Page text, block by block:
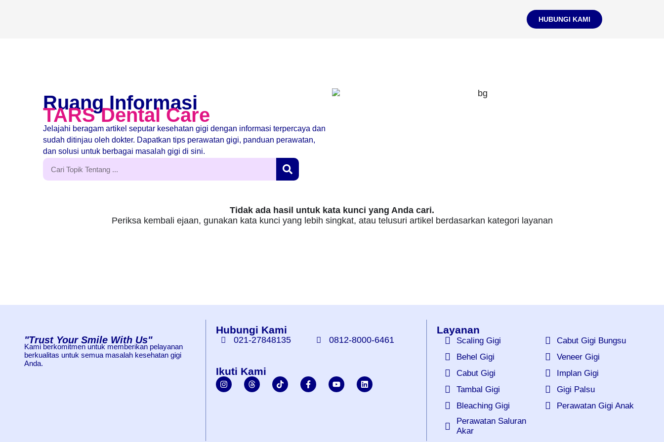
HUBUNGI KAMI
Ruang Informasi
TARS Dental Care
Jelajahi beragam artikel seputar kesehatan gigi dengan informasi terpercaya dan
sudah ditinjau oleh dokter. Dapatkan tips perawatan gigi, panduan perawatan,
dan solusi untuk berbagai masalah gigi di sini.
Tidak ada hasil untuk kata kunci yang Anda cari.
Periksa kembali ejaan, gunakan kata kunci yang lebih singkat, atau telusuri artikel berdasarkan kategori layanan
"Trust Your Smile With Us"
Kami berkomitmen untuk memberikan pelayanan
berkualitas untuk semua masalah kesehatan gigi
Anda.
Hubungi Kami
021-27848135 0812-8000-6461
Ikuti Kami
Layanan
Scaling Gigi
Behel Gigi
Cabut Gigi
Tambal Gigi
Bleaching Gigi
Perawatan Saluran
Akar
Cabut Gigi Bungsu
Veneer Gigi
Implan Gigi
Gigi Palsu
Perawatan Gigi Anak